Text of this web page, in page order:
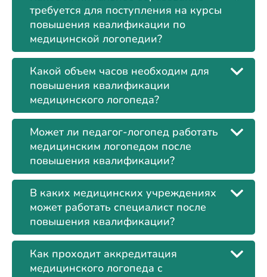
требуется для поступления на курсы
повышения квалификации по
медицинской логопедии?
Какой объем часов необходим для
повышения квалификации
медицинского логопеда?
Может ли педагог-логопед работать
медицинским логопедом после
повышения квалификации?
В каких медицинских учреждениях
может работать специалист после
повышения квалификации?
Как проходит аккредитация
медицинского логопеда с